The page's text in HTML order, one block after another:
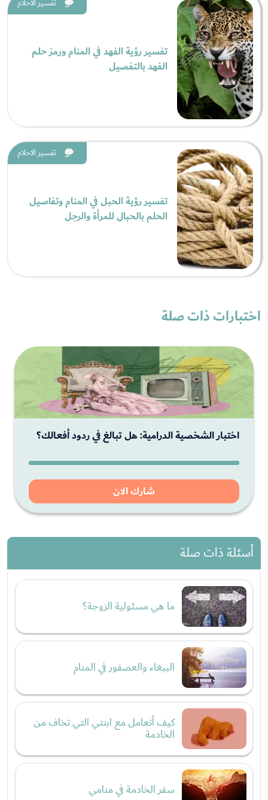
تفسير الاحلام
تفسير رؤية الفهد في المنام ورمز حلم
الفهد بالتفصيل
تفسير الاحلام
تفسير رؤية الحبل في المنام وتفاصيل
الحلم بالحبال للمرأة والرجل
اختبارات ذات صلة
اختبار الشخصية الدرامية: هل تبالغ في ردود أفعالك؟
شارك الان
أسئلة ذات صلة
ما هي مسئولية الزوجة؟
الببغاء والعصفور في المنام
كيف أتعامل مع ابنتي التي تخاف من
الخادمة
سفر الخادمة في منامي